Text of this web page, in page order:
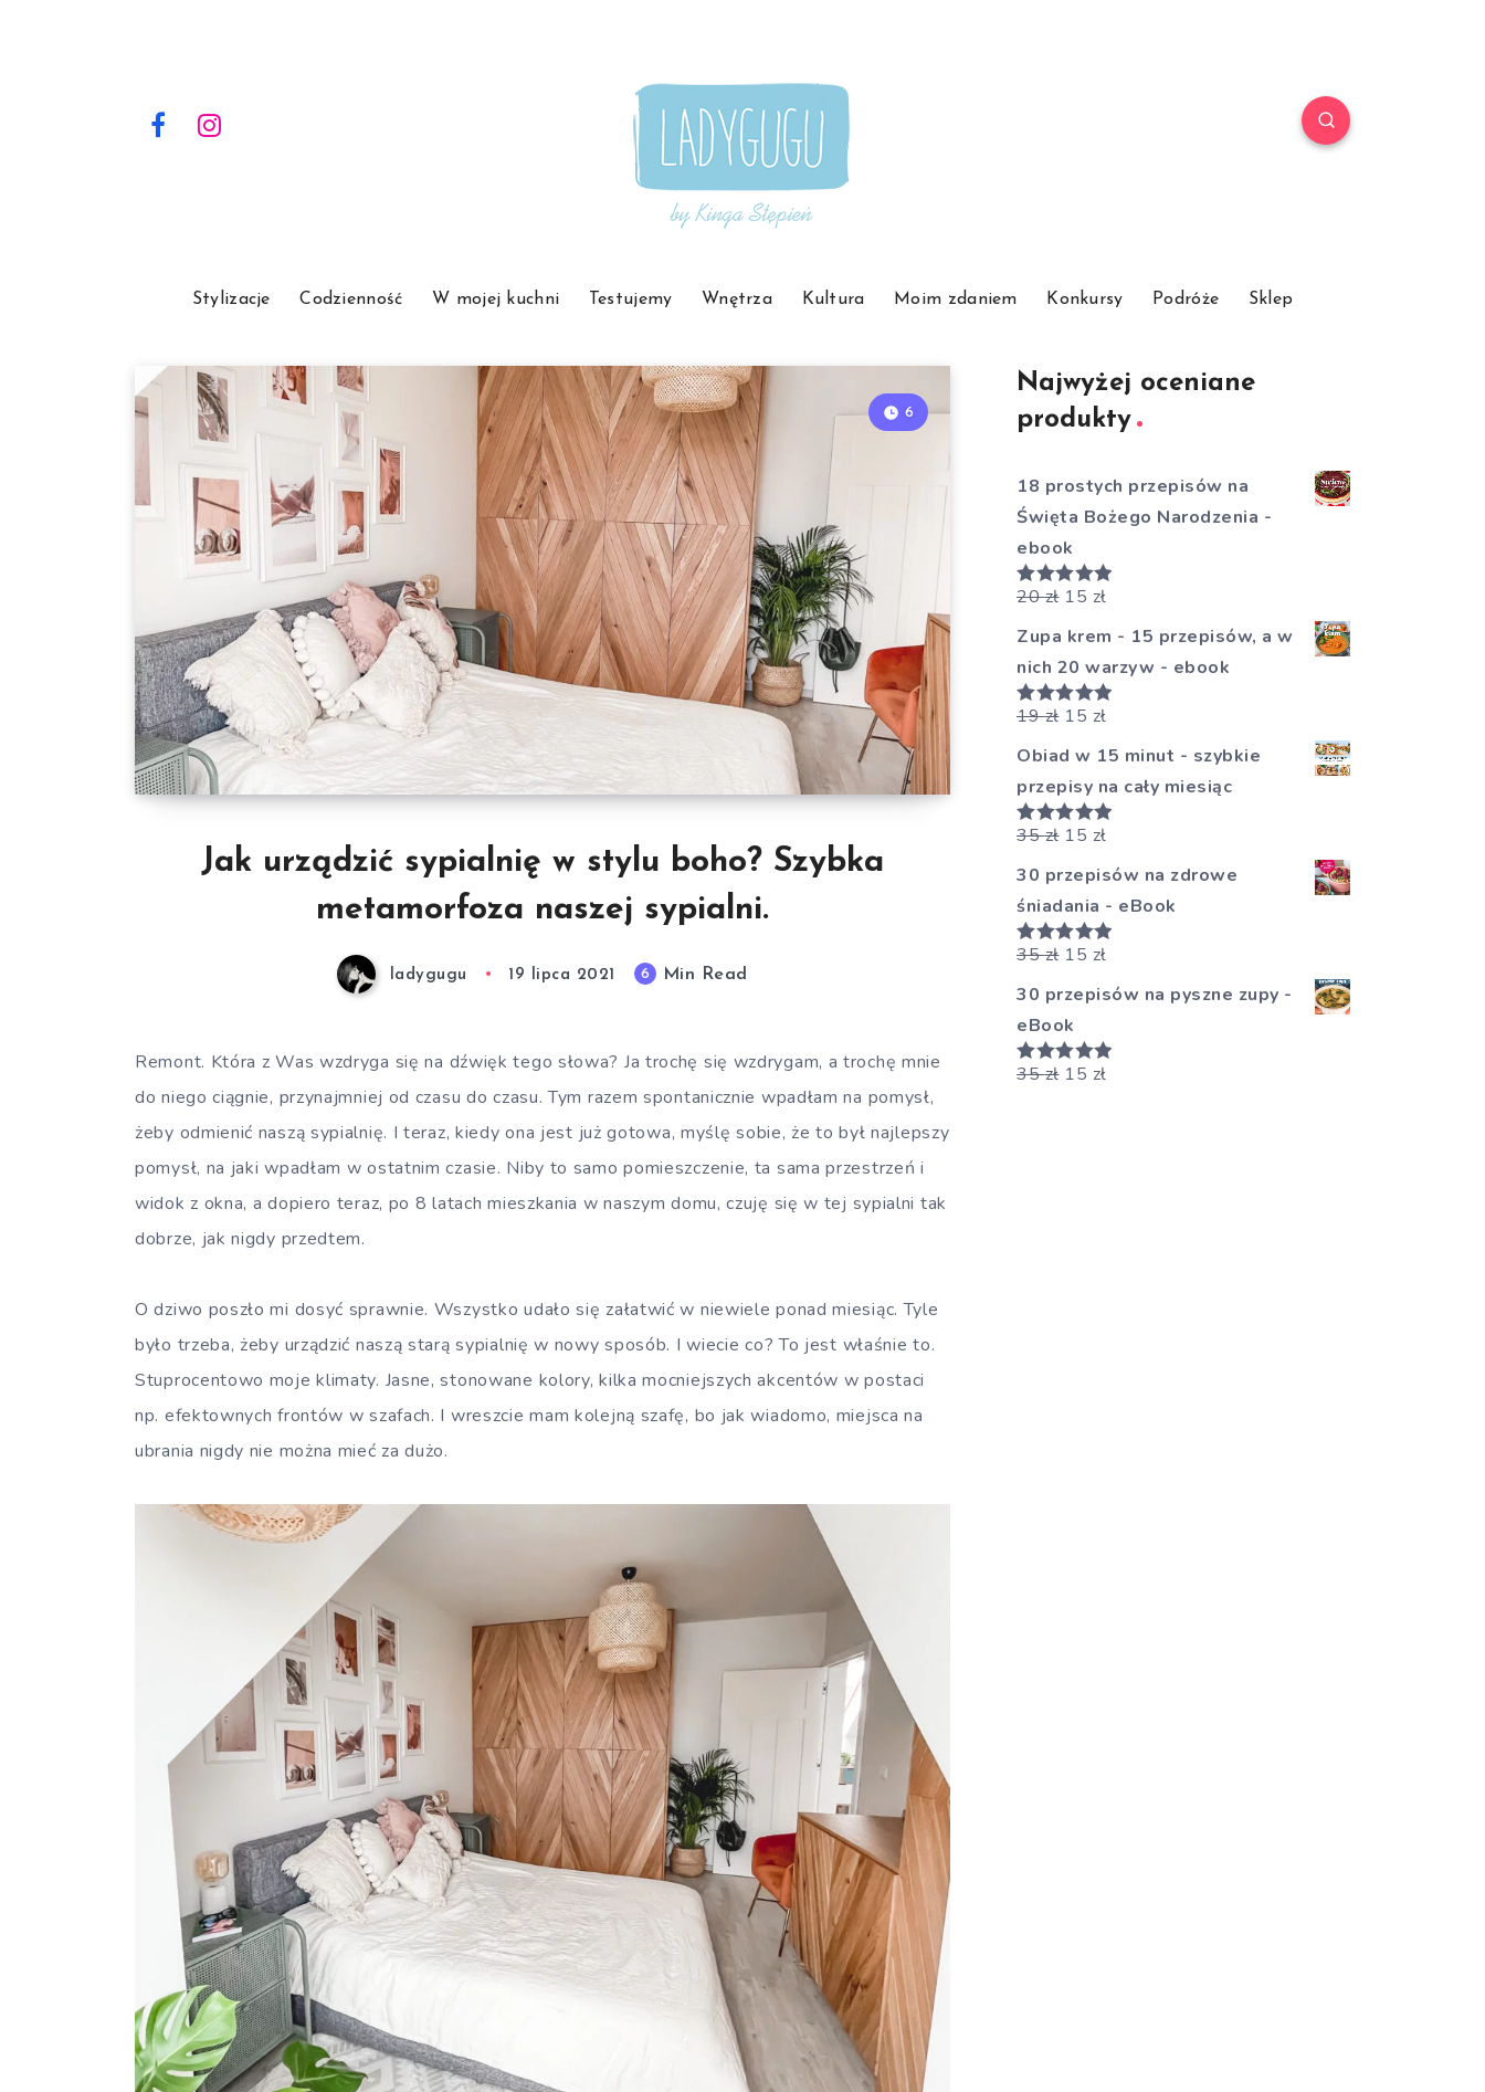
Stylizacje Codzienność W mojej kuchni Testujemy Wnętrza Kultura Moim zdaniem Konkursy Podróże Sklep
6
Jak urządzić sypialnię w stylu boho? Szybka
metamorfoza naszej sypialni.
ladygugu 19 lipca 2021 6 Min Read
Remont. Która z Was wzdryga się na dźwięk tego słowa? Ja trochę się wzdrygam, a trochę mnie
do niego ciągnie, przynajmniej od czasu do czasu. Tym razem spontanicznie wpadłam na pomysł,
żeby odmienić naszą sypialnię. I teraz, kiedy ona jest już gotowa, myślę sobie, że to był najlepszy
pomysł, na jaki wpadłam w ostatnim czasie. Niby to samo pomieszczenie, ta sama przestrzeń i
widok z okna, a dopiero teraz, po 8 latach mieszkania w naszym domu, czuję się w tej sypialni tak
dobrze, jak nigdy przedtem.
O dziwo poszło mi dosyć sprawnie. Wszystko udało się załatwić w niewiele ponad miesiąc. Tyle
było trzeba, żeby urządzić naszą starą sypialnię w nowy sposób. I wiecie co? To jest właśnie to.
Stuprocentowo moje klimaty. Jasne, stonowane kolory, kilka mocniejszych akcentów w postaci
np. efektownych frontów w szafach. I wreszcie mam kolejną szafę, bo jak wiadomo, miejsca na
ubrania nigdy nie można mieć za dużo.
Najwyżej oceniane
produkty
18 prostych przepisów na
Święta Bożego Narodzenia -
ebook
Oceniono
20zł 15 zł
Zupa krem - 15 przepisów, a w
nich 20 warzyw - ebook
Oceniono
19zł 15 zł
Obiad w 15 minut - szybkie
przepisy na cały miesiąc
Oceniono
35zł 15 zł
30 przepisów na zdrowe
śniadania - eBook
Oceniono
35zł 15 zł
30 przepisów na pyszne zupy -
eBook
Oceniono
35zł 15 zł